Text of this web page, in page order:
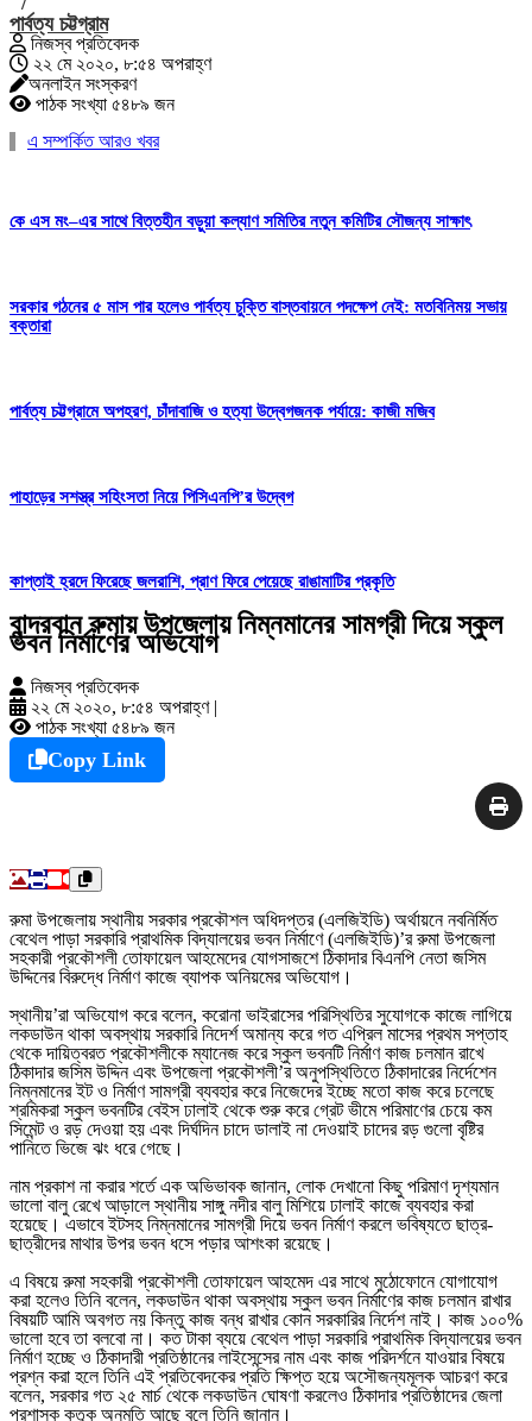
পার্বত্য চট্টগ্রাম
নিজস্ব প্রতিবেদক
২২ মে ২০২০, ৮:৫৪ অপরাহ্ণ
অনলাইন সংস্করণ
পাঠক সংখ্যা ৫৪৮৯ জন
এ সম্পর্কিত আরও খবর
কে এস মং–এর সাথে বিত্তহীন বড়ুয়া কল্যাণ সমিতির নতুন কমিটির সৌজন্য সাক্ষাৎ
সরকার গঠনের ৫ মাস পার হলেও পার্বত্য চুক্তি বাস্তবায়নে পদক্ষেপ নেই: মতবিনিময় সভায়
বক্তারা
পার্বত্য চট্টগ্রামে অপহরণ, চাঁদাবাজি ও হত্যা উদ্বেগজনক পর্যায়ে: কাজী মজিব
পাহাড়ের সশস্ত্র সহিংসতা নিয়ে পিসিএনপি’র উদ্বেগ
কাপ্তাই হ্রদে ফিরেছে জলরাশি, প্রাণ ফিরে পেয়েছে রাঙামাটির প্রকৃতি
বান্দরবান রুমায় উপজেলায় নিম্নমানের সামগ্রী দিয়ে স্কুল
ভবন নির্মাণের অভিযোগ
নিজস্ব প্রতিবেদক
২২ মে ২০২০, ৮:৫৪ অপরাহ্ণ |
পাঠক সংখ্যা ৫৪৮৯ জন
Copy Link
রুমা উপজেলায় স্থানীয় সরকার প্রকৌশল অধিদপ্তর (এলজিইডি) অর্থায়নে নবনির্মিত
বেথেল পাড়া সরকারি প্রাথমিক বিদ্যালয়ের ভবন নির্মাণে (এলজিইডি)’র রুমা উপজেলা
সহকারী প্রকৌশলী তোফায়েল আহমেদের যোগসাজশে ঠিকাদার বিএনপি নেতা জসিম
উদ্দিনের বিরুদ্ধে নির্মাণ কাজে ব্যাপক অনিয়মের অভিযোগ।
স্থানীয়’রা অভিযোগ করে বলেন, করোনা ভাইরাসের পরিস্থিতির সুযোগকে কাজে লাগিয়ে
লকডাউন থাকা অবস্থায় সরকারি নিদের্শ অমান্য করে গত এপ্রিল মাসের প্রথম সপ্তাহ
থেকে দায়িত্বরত প্রকৌশলীকে ম্যানেজ করে স্কুল ভবনটি নির্মাণ কাজ চলমান রাখে
ঠিকাদার জসিম উদ্দিন এবং উপজেলা প্রকৌশলী’র অনুপস্থিতিতে ঠিকাদারের নির্দেশেন
নিম্নমানের ইট ও নির্মাণ সামগ্রী ব্যবহার করে নিজেদের ইচ্ছে মতো কাজ করে চলেছে
শ্রমিকরা স্কুল ভবনটির বেইস ঢালাই থেকে শুরু করে গ্রেট ভীমে পরিমাণের চেয়ে কম
সিমেন্ট ও রড় দেওয়া হয় এবং দির্ঘদিন চাদে ডালাই না দেওয়াই চাদের রড় গুলো বৃষ্টির
পানিতে ভিজে ঝং ধরে গেছে।
নাম প্রকাশ না করার শর্তে এক অভিভাবক জানান, লোক দেখানো কিছু পরিমাণ দৃশ্যমান
ভালো বালু রেখে আড়ালে স্থানীয় সাঙ্গু নদীর বালু মিশিয়ে ঢালাই কাজে ব্যবহার করা
হয়েছে। এভাবে ইটসহ নিম্নমানের সামগ্রী দিয়ে ভবন নির্মাণ করলে ভবিষ্যতে ছাত্র-
ছাত্রীদের মাথার উপর ভবন ধসে পড়ার আশংকা রয়েছে।
এ বিষয়ে রুমা সহকারী প্রকৌশলী তোফায়েল আহমেদ এর সাথে মুঠোফোনে যোগাযোগ
করা হলেও তিনি বলেন, লকডাউন থাকা অবস্থায় স্কুল ভবন নির্মাণের কাজ চলমান রাখার
বিষয়টি আমি অবগত নয় কিন্তু কাজ বন্ধ রাখার কোন সরকারির নির্দেশ নাই। কাজ ১০০%
ভালো হবে তা বলবো না। কত টাকা ব্যয়ে বেথেল পাড়া সরকারি প্রাথমিক বিদ্যালয়ের ভবন
নির্মাণ হচ্ছে ও ঠিকাদারী প্রতিষ্ঠানের লাইসেন্সের নাম এবং কাজ পরিদর্শনে যাওয়ার বিষয়ে
প্রশ্ন করা হলে তিনি এই প্রতিবেদকের প্রতি ক্ষিপ্ত হয়ে অসৌজন্যমূলক আচরণ করে
বলেন, সরকার গত ২৫ মার্চ থেকে লকডাউন ঘোষণা করলেও ঠিকাদার প্রতিষ্ঠাদের জেলা
প্রশাসক কতৃক অনুমতি আছে বলে তিনি জানান।